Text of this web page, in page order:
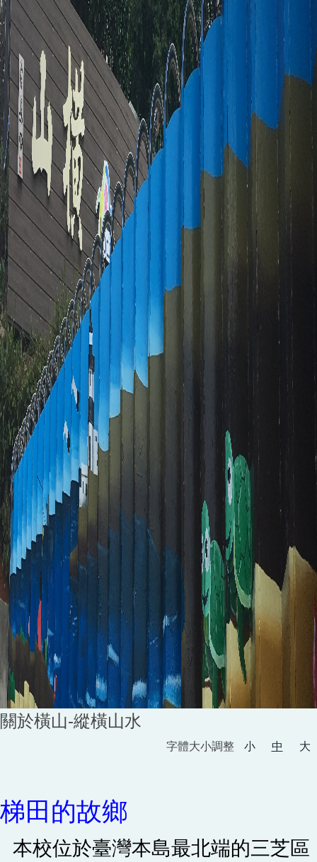
關於橫山-縱橫山水
字體大小調整 小 中 大
梯田的故鄉
本校位於臺灣本島最北端的三芝區